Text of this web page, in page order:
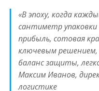
«В эпоху, когда
сантиметр
прибыль, сотовая
ключевым решением,
баланс защиты,
Максим Иванов,
логистике